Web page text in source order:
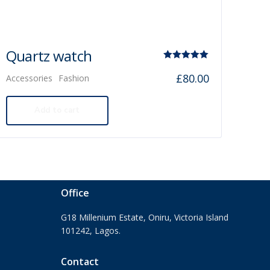
Quartz watch
5.00
Accessories Fashion £80.00
Office
G18 Millenium Estate, Oniru, Victoria Island
101242, Lagos.
Contact